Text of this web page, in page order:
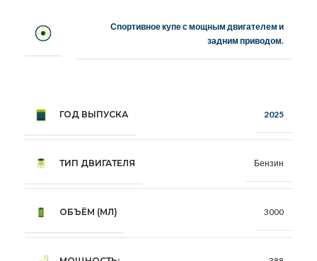
Спортивное купе с мощным двигателем и
задним приводом.
ГОД ВЫПУСКА 2025
ТИП ДВИГАТЕЛЯ Бензин
ОБЪЁМ (МЛ) 3000